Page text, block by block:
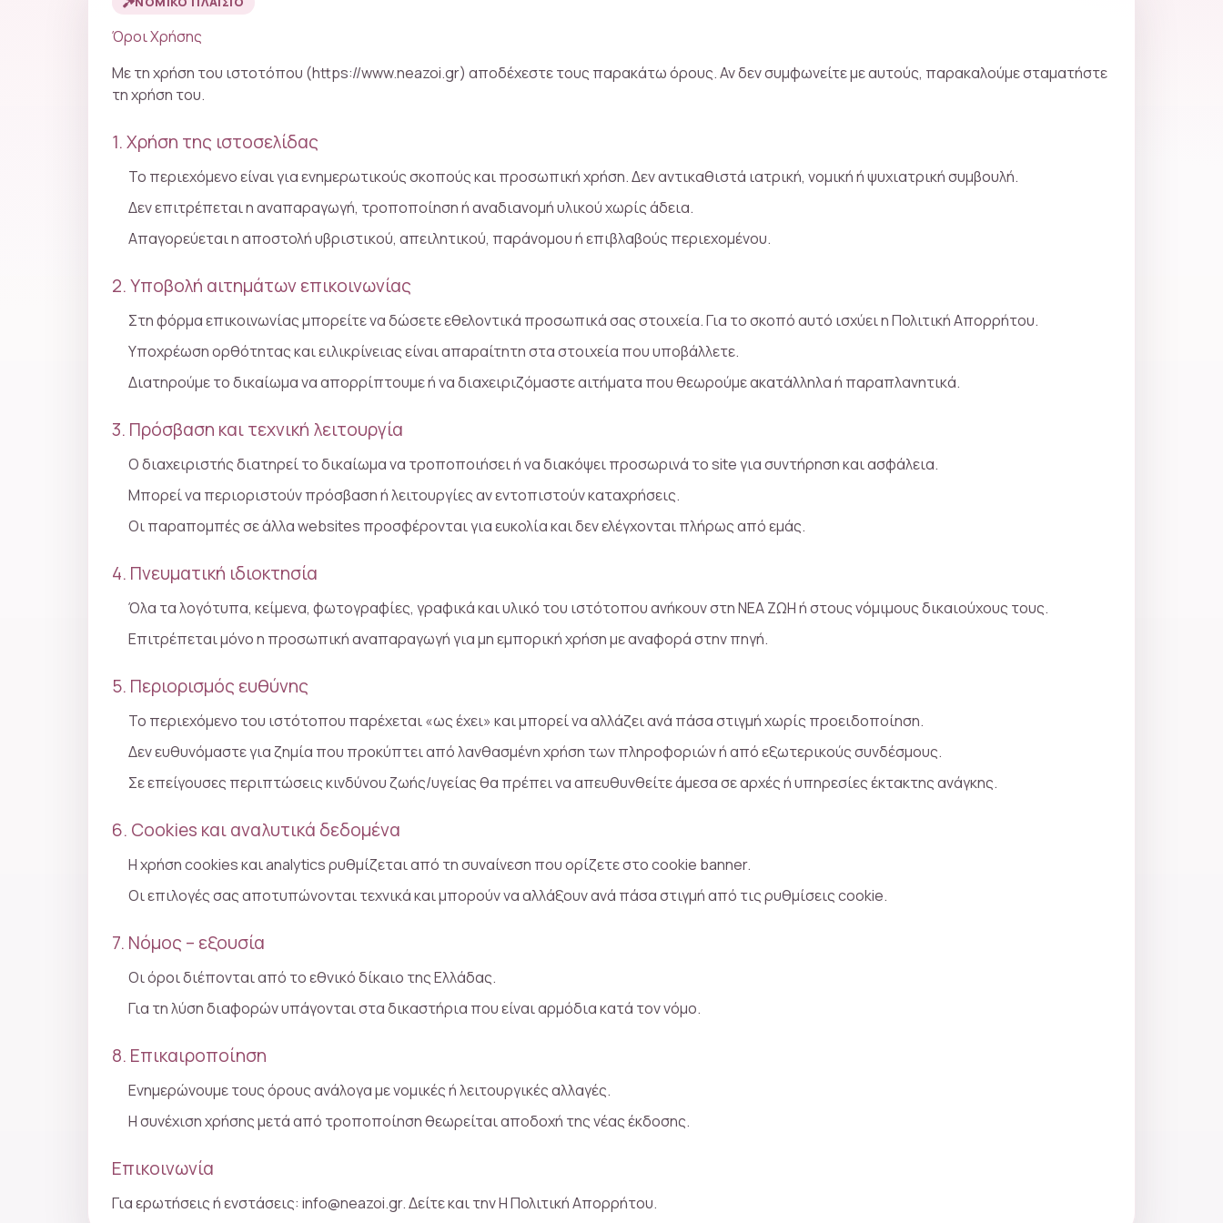
Όροι Χρήσης
Με τη χρήση του ιστοτόπου (https://www.neazoi.gr) αποδέχεστε τους παρακάτω όρους. Αν δεν συμφωνείτε με αυτούς, παρακαλούμε σταματήστε
τη χρήση του.
1. Χρήση της ιστοσελίδας
Το περιεχόμενο είναι για ενημερωτικούς σκοπούς και προσωπική χρήση. Δεν αντικαθιστά ιατρική, νομική ή ψυχιατρική συμβουλή.
Δεν επιτρέπεται η αναπαραγωγή, τροποποίηση ή αναδιανομή υλικού χωρίς άδεια.
Απαγορεύεται η αποστολή υβριστικού, απειλητικού, παράνομου ή επιβλαβούς περιεχομένου.
2. Υποβολή αιτημάτων επικοινωνίας
Στη φόρμα επικοινωνίας μπορείτε να δώσετε εθελοντικά προσωπικά σας στοιχεία. Για το σκοπό αυτό ισχύει η Πολιτική Απορρήτου.
Υποχρέωση ορθότητας και ειλικρίνειας είναι απαραίτητη στα στοιχεία που υποβάλλετε.
Διατηρούμε το δικαίωμα να απορρίπτουμε ή να διαχειριζόμαστε αιτήματα που θεωρούμε ακατάλληλα ή παραπλανητικά.
3. Πρόσβαση και τεχνική λειτουργία
Ο διαχειριστής διατηρεί το δικαίωμα να τροποποιήσει ή να διακόψει προσωρινά το site για συντήρηση και ασφάλεια.
Μπορεί να περιοριστούν πρόσβαση ή λειτουργίες αν εντοπιστούν καταχρήσεις.
Οι παραπομπές σε άλλα websites προσφέρονται για ευκολία και δεν ελέγχονται πλήρως από εμάς.
4. Πνευματική ιδιοκτησία
Όλα τα λογότυπα, κείμενα, φωτογραφίες, γραφικά και υλικό του ιστότοπου ανήκουν στη ΝΕΑ ΖΩΗ ή στους νόμιμους δικαιούχους τους.
Επιτρέπεται μόνο η προσωπική αναπαραγωγή για μη εμπορική χρήση με αναφορά στην πηγή.
5. Περιορισμός ευθύνης
Το περιεχόμενο του ιστότοπου παρέχεται «ως έχει» και μπορεί να αλλάζει ανά πάσα στιγμή χωρίς προειδοποίηση.
Δεν ευθυνόμαστε για ζημία που προκύπτει από λανθασμένη χρήση των πληροφοριών ή από εξωτερικούς συνδέσμους.
Σε επείγουσες περιπτώσεις κινδύνου ζωής/υγείας θα πρέπει να απευθυνθείτε άμεσα σε αρχές ή υπηρεσίες έκτακτης ανάγκης.
6. Cookies και αναλυτικά δεδομένα
Η χρήση cookies και analytics ρυθμίζεται από τη συναίνεση που ορίζετε στο cookie banner.
Οι επιλογές σας αποτυπώνονται τεχνικά και μπορούν να αλλάξουν ανά πάσα στιγμή από τις ρυθμίσεις cookie.
7. Νόμος – εξουσία
Οι όροι διέπονται από το εθνικό δίκαιο της Ελλάδας.
Για τη λύση διαφορών υπάγονται στα δικαστήρια που είναι αρμόδια κατά τον νόμο.
8. Επικαιροποίηση
Ενημερώνουμε τους όρους ανάλογα με νομικές ή λειτουργικές αλλαγές.
Η συνέχιση χρήσης μετά από τροποποίηση θεωρείται αποδοχή της νέας έκδοσης.
Επικοινωνία
Για ερωτήσεις ή ενστάσεις: info@neazoi.gr. Δείτε και τηνΗ Πολιτική Απορρήτου.